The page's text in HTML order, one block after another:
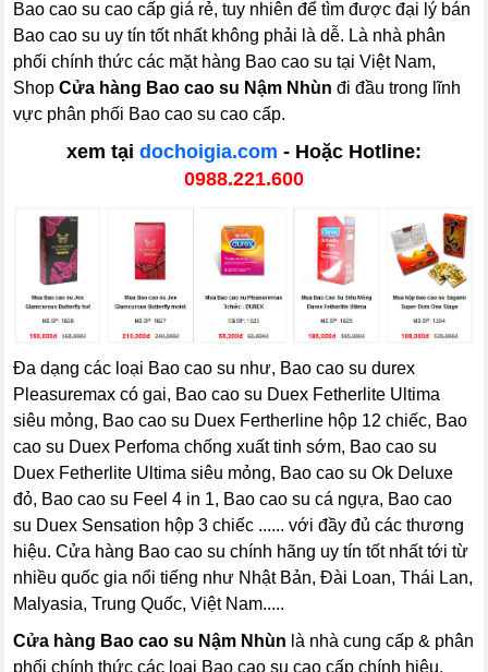
Bao cao su cao cấp giá rẻ, tuy nhiên để tìm được đại lý bán
Bao cao su uy tín tốt nhất không phải là dễ. Là nhà phân
phối chính thức các mặt hàng Bao cao su tại Việt Nam,
ShopCửa hàng Bao cao su Nậm Nhùn đi đầu trong lĩnh
vực phân phối Bao cao su cao cấp.
xem tại dochoigia.com - Hoặc Hotline:
0988.221.600
Đa dạng các loại Bao cao su như, Bao cao su durex
Pleasuremax có gai, Bao cao su Duex Fetherlite Ultima
siêu mỏng, Bao cao su Duex Fertherline hộp 12 chiếc, Bao
cao su Duex Perfoma chống xuất tinh sớm, Bao cao su
Duex Fetherlite Ultima siêu mỏng, Bao cao su Ok Deluxe
đỏ, Bao cao su Feel 4 in 1, Bao cao su cá ngựa, Bao cao
su Duex Sensation hộp 3 chiếc ...... với đầy đủ các thương
hiệu. Cửa hàng Bao cao su chính hãng uy tín tốt nhất tới từ
nhiều quốc gia nổi tiếng như Nhật Bản, Đài Loan, Thái Lan,
Malyasia, Trung Quốc, Việt Nam.....
Cửa hàng Bao cao su Nậm Nhùn là nhà cung cấp & phân
phối chính thức các loại Bao cao su cao cấp chính hiệu,